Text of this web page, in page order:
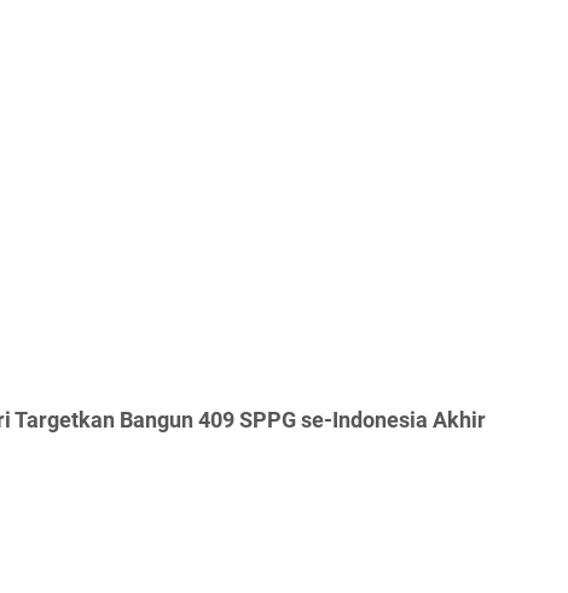
Targetkan Bangun 409 SPPG se-Indonesia Akhir